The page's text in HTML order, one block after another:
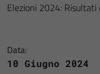
Elezioni 2024:
Data:
10 Giugno 2024